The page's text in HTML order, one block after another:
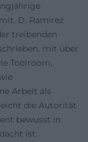
D. Ramirez
treibenden
mit über
Toolroom,
Arbeit als
die Autorität
bewusst in
ist.